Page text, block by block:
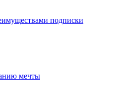
подписки
мечты